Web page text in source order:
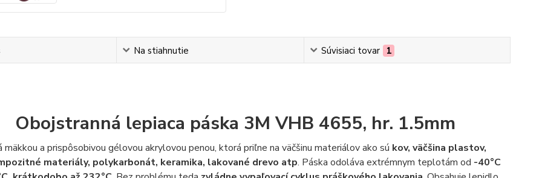
Na stiahnutie Súvisiaci tovar 1
Obojstranná lepiaca páska 3M VHB 4655, hr. 1.5mm
mäkkou a prispôsobivou gélovou akrylovou penou, ktorá priľne na väčšinu materiálov ako sú kov, väčšina plastov,
materiály, polykarbonát, keramika, lakované drevo atp. Páska odoláva extrémnym teplotám od -40°C